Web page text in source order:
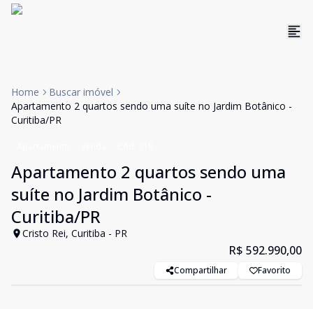
Home
Buscar imóvel
Apartamento 2 quartos sendo uma suíte no Jardim Botânico -
Curitiba/PR
Apartamento 2 quartos sendo uma
suíte no Jardim Botânico -
Curitiba/PR
Cristo Rei, Curitiba - PR
R$ 592.990,00
Compartilhar Favorito